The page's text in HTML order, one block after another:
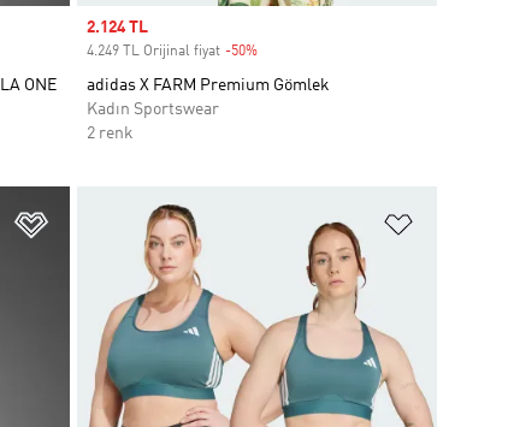
ONE
Sale price
2.124 TL
4.249 TL Orijinal fiyat -50%Discount
adidas X FARM Premium Gömlek
Kadın Sportswear
2 renk
Favori Listesine Ekle